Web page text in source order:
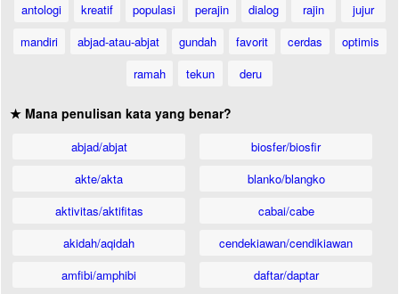
antologi
kreatif populasi perajin dialog rajin
jujur
mandiri
abjad-atau-abjat gundah favorit cerdas
optimis
ramah
tekun deru
★ Mana penulisan kata yang benar?
abjad/abjat
akte/akta
aktivitas/aktifitas
akidah/aqidah
amfibi/amphibi
biosfer/biosfir
blanko/blangko
cabai/cabe
cendekiawan/cendikiawan
daftar/daptar